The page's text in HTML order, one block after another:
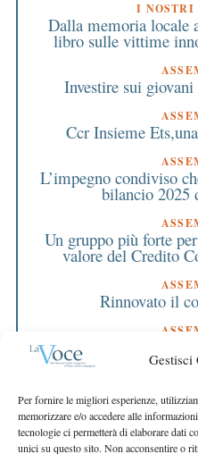
Gestisci
Per fornire le migliori esperienze,
memorizzare e/o accedere alle
tecnologie ci permetterà di elaborare dati
unici su questo sito. Non acconsentire o
I NOSTRI
Dalla memoria locale
libro sulle vittime
Investire sui
Ccr Insieme
L’impegno condiviso
bilancio 2025
Un gruppo più forte
valore del Credito
Rinnovato il
Bilancio approvato
destinati
Crescere